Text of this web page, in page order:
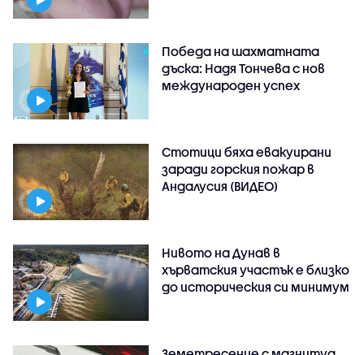
Победа на шахматната
дъска: Надя Тончева с нов
международен успех
Стотици бяха евакуирани
заради горския пожар в
Андалусия (ВИДЕО)
Нивото на Дунав в
хърватския участък е близко
до историческия си минимум